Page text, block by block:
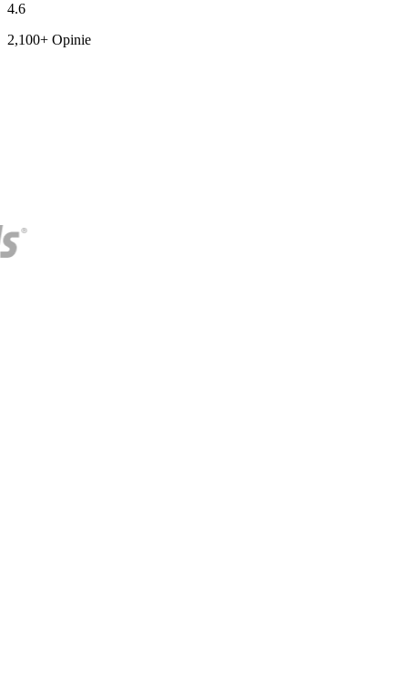
4.6
2,100+ Opinie